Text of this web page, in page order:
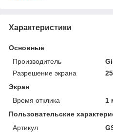
Характеристики
Основные
Производитель
Разрешение экрана
Экран
Время отклика
1
Пользовательские
Артикул